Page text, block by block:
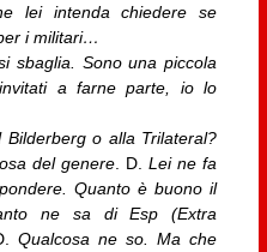
lei intenda chiedere se
i militari…
sbaglia. Sono una piccola
a farne parte, io lo
Bilderberg o alla Trilateral?
del genere. D.Lei ne fa
Quanto è buono il
ne sa di Esp (Extra
Qualcosa ne so. Ma che